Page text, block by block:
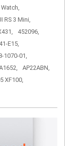
RS 3 Mini,
452096,
E15,
1070-01,
AP22ABN,
XF100,